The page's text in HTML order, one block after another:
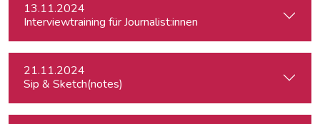
13.11.2024
Interviewtraining für Journalist:innen
21.11.2024
Sip & Sketch(notes)